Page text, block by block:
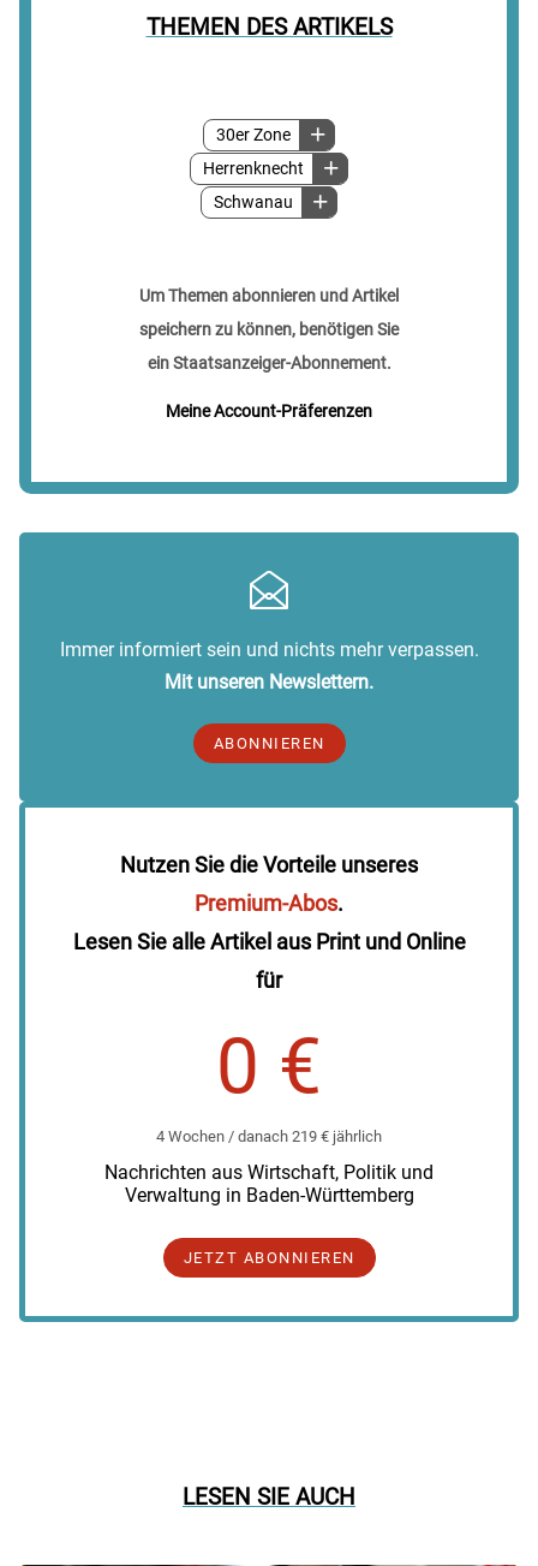
THEMEN DES ARTIKELS
30er Zone
Herrenknecht
Schwanau
Um Themen abonnieren und Artikel
speichern zu können, benötigen Sie
ein Staatsanzeiger-Abonnement.
Meine Account-Präferenzen
Immer informiert sein und nichts mehr verpassen.
Mit unseren Newslettern.
ABONNIEREN
Nutzen Sie die Vorteile unseres
Premium-Abos.
Lesen Sie alle Artikel aus Print und Online
für
0 €
4 Wochen / danach 219 € jährlich
Nachrichten aus Wirtschaft, Politik und
Verwaltung in Baden-Württemberg
JETZT ABONNIEREN
LESEN SIE AUCH